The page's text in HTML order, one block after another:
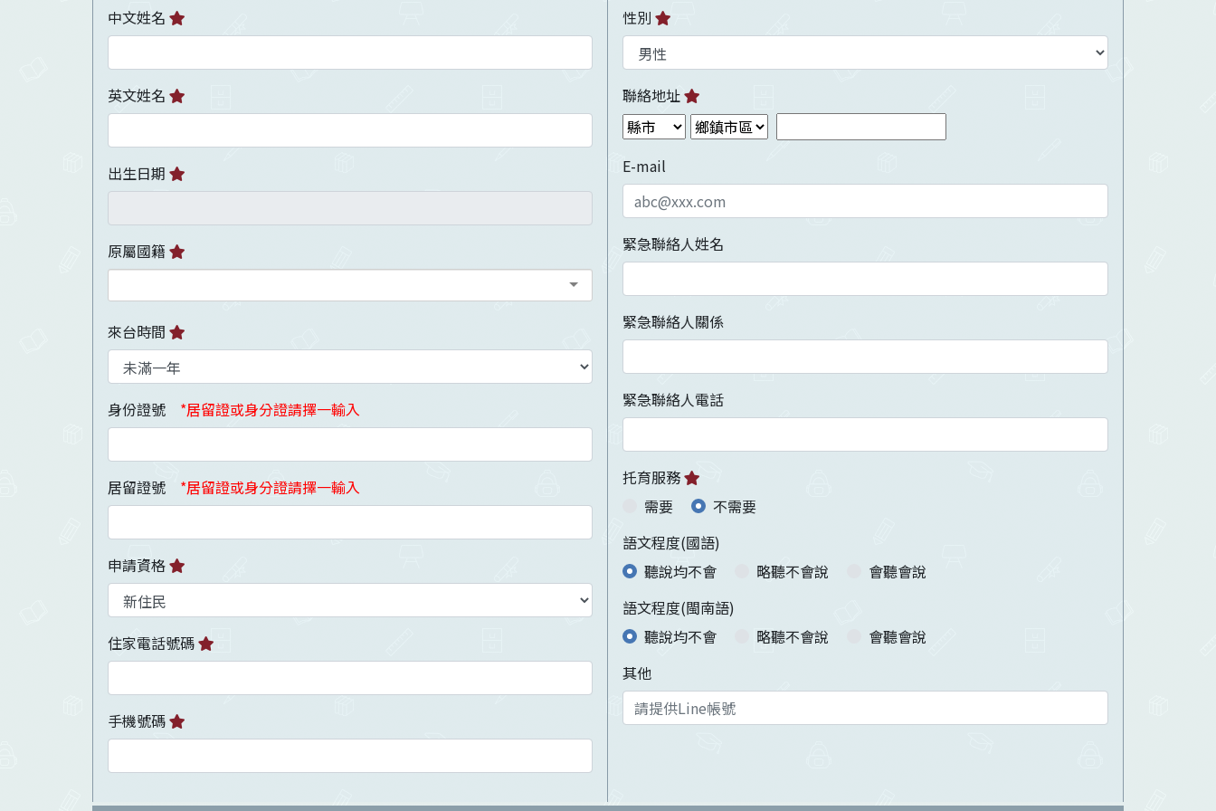
中文姓名
英文姓名
出生日期
原屬國籍
來台時間
身份證號 *居留證或身分證請擇一輸入
居留證號 *居留證或身分證請擇一輸入
申請資格
住家電話號碼
手機號碼
性別
聯絡地址
E-mail
緊急聯絡人姓名
緊急聯絡人關係
緊急聯絡人電話
托育服務
需要
不需要
語文程度(國語)
聽說均不會
略聽不會說
會聽會說
語文程度(閩南語)
聽說均不會
略聽不會說
會聽會說
其他